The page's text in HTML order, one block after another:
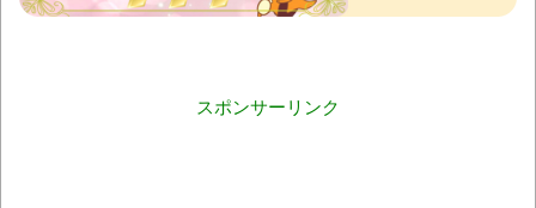
スポンサーリンク